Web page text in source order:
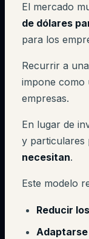
El mercado
de dólares
para los
Recurrir a
impone como
empresas.
En lugar de
y particulares
necesitan.
Este modelo
Reducir